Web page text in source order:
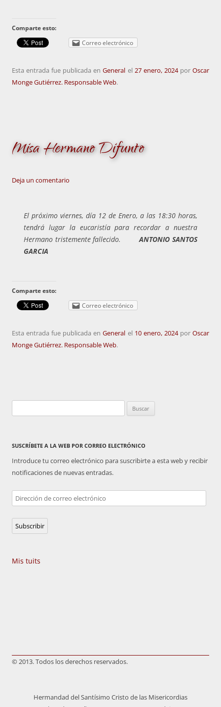
Comparte esto:
Correo electrónico
Esta entrada fue publicada enGeneral el 27 enero, 2024porOscar
Monge Gutiérrez. Responsable Web.
Misa Hermano Difunto
Deja un comentario
El próximo viernes, día 12 de Enero, a las 18:30 horas,
tendrá lugar la eucaristía para recordar a nuestra
Hermano tristemente fallecido.ANTONIO SANTOS
GARCIA
Comparte esto:
Correo electrónico
Esta entrada fue publicada enGeneral el 10 enero, 2024porOscar
Monge Gutiérrez. Responsable Web.
SUSCRÍBETE A LA WEB POR CORREO ELECTRÓNICO
Introduce tu correo electrónico para suscribirte a esta web y recibir
notificaciones de nuevas entradas.
Dirección
de
correo
electrónico
Subscribir
Mis tuits
© 2013. Todos los derechos reservados.
Hermandad del Santísimo Cristo de las Misericordias